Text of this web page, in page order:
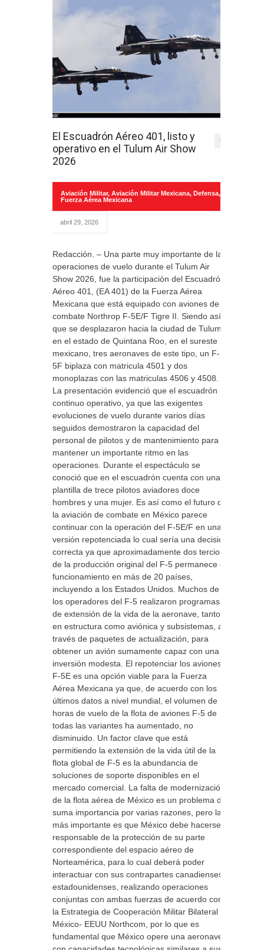
El Escuadrón Aéreo 401, listo y
operativo en el Tulum Air Show
2026
0
Aviación Militar, Aviación Militar Mexicana, Defensa,
Fuerza Aérea Mexicana
abril 29, 2026
Redacción. – Una parte muy importante de las
operaciones de vuelo durante el Tulum Air
Show 2026, fue la participación del Escuadrón
Aéreo 401, (EA 401) de la Fuerza Aérea
Mexicana que está equipado con aviones de
combate Northrop F-5E/F Tigre II. Siendo así
que se desplazaron hacia la ciudad de Tulum
en el estado de Quintana Roo, en el sureste
mexicano, tres aeronaves de este tipo, un F-
5F biplaza con matricula 4501 y dos
monoplazas con las matriculas 4506 y 4508.
La presentación evidenció que el escuadrón
continuo operativo, ya que las exigentes
evoluciones de vuelo durante varios días
seguidos demostraron la capacidad del
personal de pilotos y de mantenimiento para
mantener un importante ritmo en las
operaciones. Durante el espectáculo se
conoció que en el escuadrón cuenta con una
plantilla de trece pilotos aviadores doce
hombres y una mujer. Es así como el futuro de
la aviación de combate en México parece
continuar con la operación del F-5E/F en una
versión repotenciada lo cual sería una decisión
correcta ya que aproximadamente dos tercios
de la producción original del F-5 permanece en
funcionamiento en más de 20 países,
incluyendo a los Estados Unidos. Muchos de
los operadores del F-5 realizaron programas
de extensión de la vida de la aeronave, tanto
en estructura como aviónica y subsistemas, a
través de paquetes de actualización, para
obtener un avión sumamente capaz con una
inversión modesta. El repotenciar los aviones
F-5E es una opción viable para la Fuerza
Aérea Mexicana ya que, de acuerdo con los
últimos datos a nivel mundial, el volumen de
horas de vuelo de la flota de aviones F-5 de
todas las variantes ha aumentado, no
disminuido. Un factor clave que está
permitiendo la extensión de la vida útil de la
flota global de F-5 es la abundancia de
soluciones de soporte disponibles en el
mercado comercial. La falta de modernización
de la flota aérea de México es un problema de
suma importancia por varias razones, pero la
más importante es que México debe hacerse
responsable de la protección de su parte
correspondiente del espacio aéreo de
Norteamérica, para lo cual deberá poder
interactuar con sus contrapartes canadienses y
estadounidenses, realizando operaciones
conjuntas con ambas fuerzas de acuerdo con
la Estrategia de Cooperación Militar Bilateral
México- EEUU Northcom, por lo que es
fundamental que México opere una aeronave